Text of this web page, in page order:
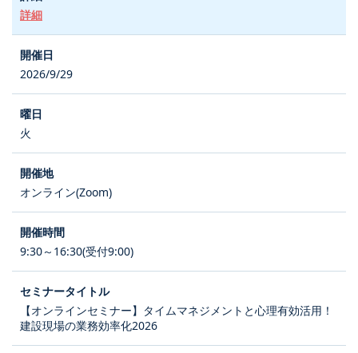
詳細
2026/9/29
火
オンライン(Zoom)
9:30～16:30(受付9:00)
【オンラインセミナー】タイムマネジメントと心理有効活用！
建設現場の業務効率化2026